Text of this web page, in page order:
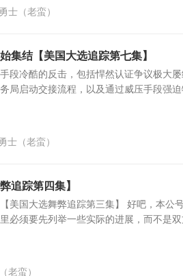
士（老蛮）
结【美国大选追踪第七集】
段冷酷的反击，包括悍然认证争议极大
局启动交接流程，以及通过威压手段强
士（老蛮）
追踪第四集】
美国大选舞弊追踪第三集】 好吧，本公
必须要先列举一些实际的进展，而不是
老蛮）